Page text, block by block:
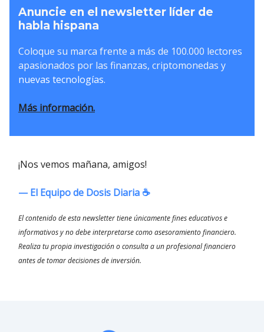
Anuncie en el newsletter líder de
habla hispana
Coloque su marca frente a más de 100.000 lectores
apasionados por las finanzas, criptomonedas y
nuevas tecnologías.
Más información.
¡Nos vemos mañana, amigos!
— El Equipo de Dosis Diaria ☕️
El contenido de esta newsletter tiene únicamente fines educativos e
informativos y no debe interpretarse como asesoramiento financiero.
Realiza tu propia investigación o consulta a un profesional financiero
antes de tomar decisiones de inversión.